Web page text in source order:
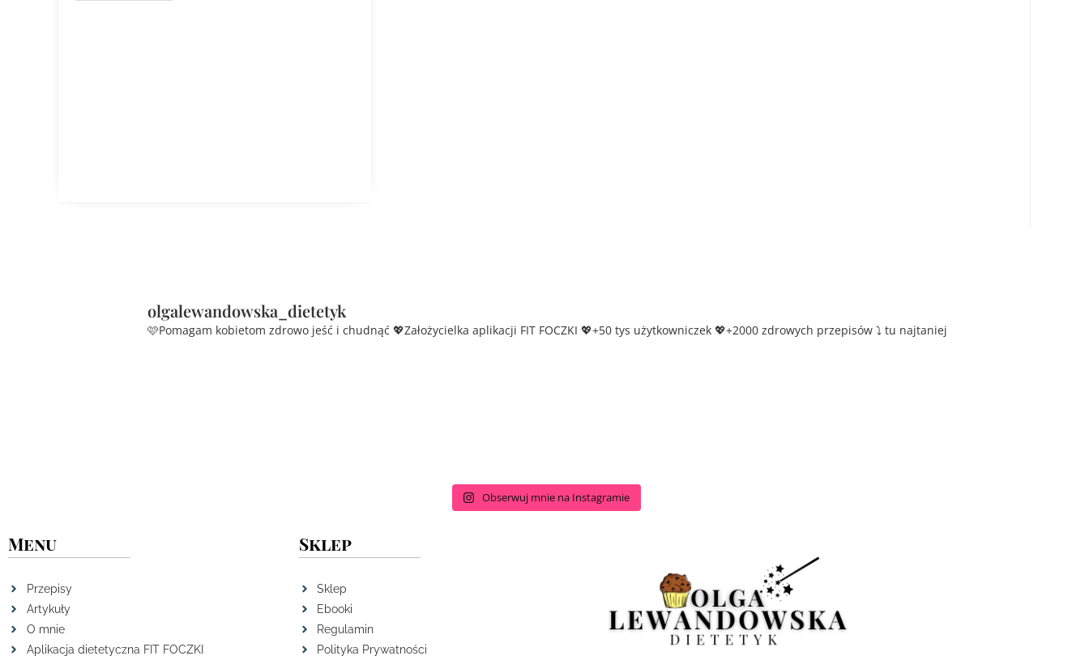
olgalewandowska_dietetyk
🩷Pomagam kobietom zdrowo jeść i chudnąć 💖Założycielka aplikacji FIT FOCZKI 💖+50 tys użytkowniczek 💖+2000 zdrowych przepisów ⤵️ tu najtaniej
Obserwuj mnie na Instagramie
Menu
Przepisy
Artykuły
O mnie
Aplikacja dietetyczna FIT FOCZKI
Sklep
Sklep
Ebooki
Regulamin
Polityka Prywatności